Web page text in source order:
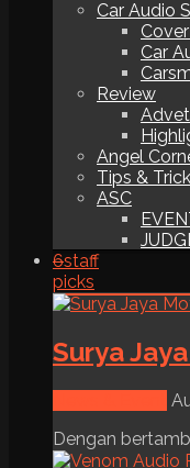
Car Audio
Car
Review
Angel
Tips & Trick
ASC
6staff
picks
Surya
Dengan